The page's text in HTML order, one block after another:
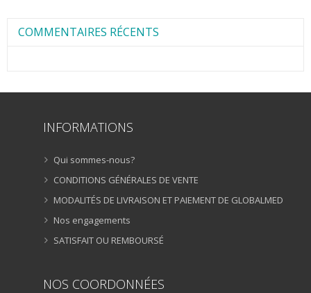
COMMENTAIRES RÉCENTS
INFORMATIONS
Qui sommes-nous?
CONDITIONS GÉNÉRALES DE VENTE
MODALITÉS DE LIVRAISON ET PAIEMENT DE GLOBALMED
Nos engagements
SATISFAIT OU REMBOURSÉ
NOS COORDONNÉES